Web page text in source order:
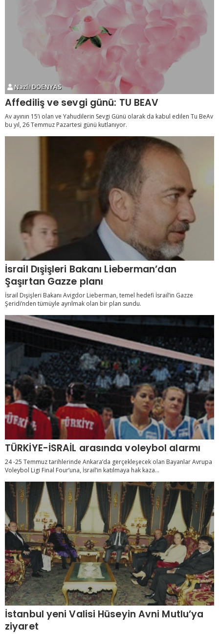
Nazlı DOENYAS
Affediliş ve sevgi günü: TU BEAV
Av ayının 15’i olan ve Yahudilerin Sevgi Günü olarak da kabul edilen Tu BeAv
bu yıl, 26 Temmuz Pazartesi günü kutlanıyor.
İsrail Dışişleri Bakanı Lieberman’dan
Şaşırtan Gazze planı
İsrail Dışişleri Bakanı Avigdor Lieberman, temel hedefi İsrail’in Gazze
Şeridi’nden tümüyle ayrılmak olan bir plan sundu.
TÜRKİYE-İSRAİL arasında voleybol alarmı
24 -25 Temmuz tarihlerinde Ankara’da gerçekleşecek olan Bayanlar Avrupa
Voleybol Ligi Final Four’una, İsrail’in katılmaya hak kaza...
İstanbul yeni Valisi Hüseyin Avni Mutlu’ya
ziyaret